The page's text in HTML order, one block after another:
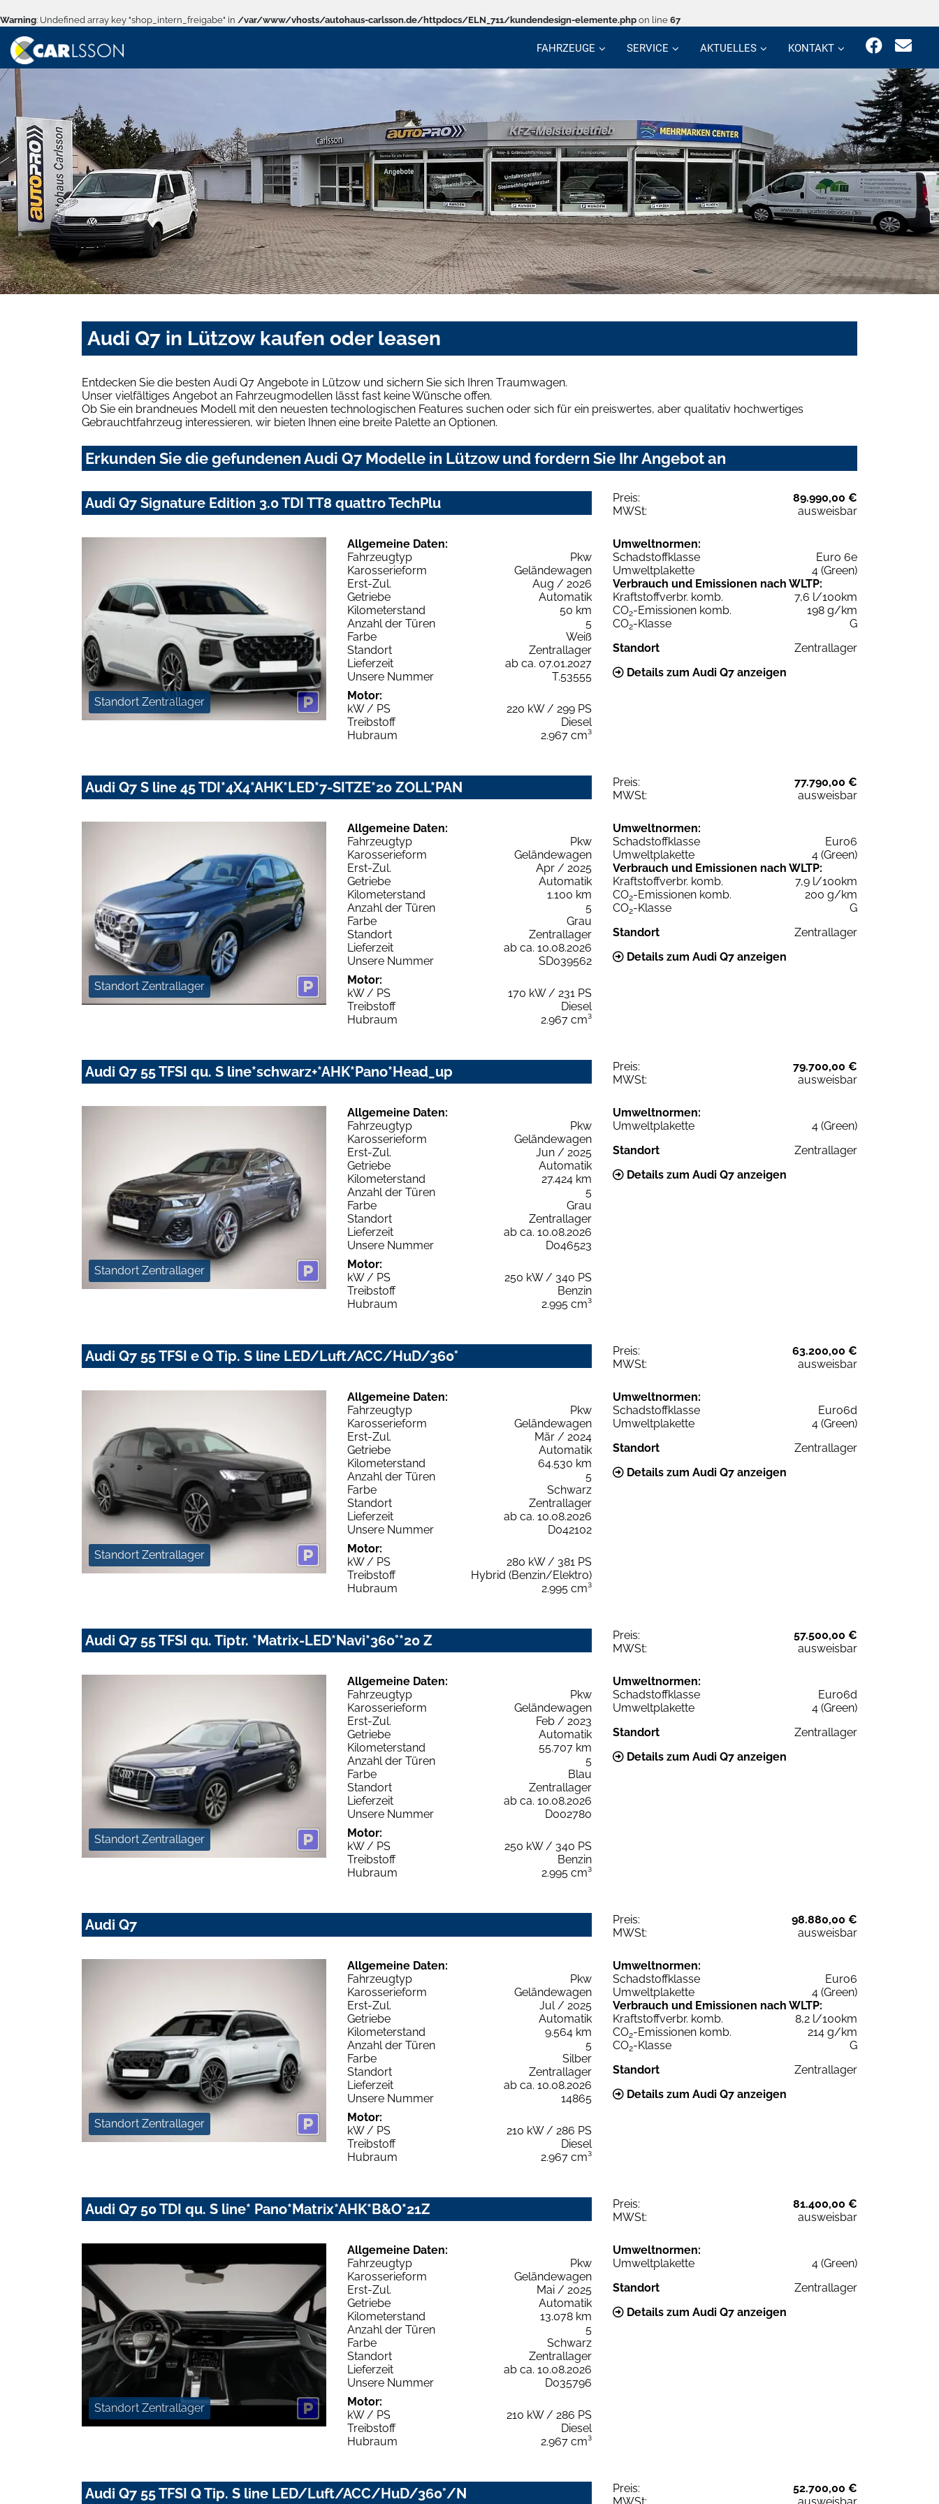
Warning: Undefined array key "shop_intern_freigabe" in /var/www/vhosts/autohaus-carlsson.de/httpdocs/ELN_711/kundendesign-elemente.php on line 67
FAHRZEUGE SERVICE AKTUELLES KONTAKT
Audi Q7 in Lützow kaufen oder leasen
Entdecken Sie die besten Audi Q7 Angebote in Lützow und sichern Sie sich Ihren Traumwagen.
Unser vielfältiges Angebot an Fahrzeugmodellen lässt fast keine Wünsche offen.
Ob Sie ein brandneues Modell mit den neuesten technologischen Features suchen oder sich für ein preiswertes, aber qualitativ hochwertiges
Gebrauchtfahrzeug interessieren, wir bieten Ihnen eine breite Palette an Optionen.
Erkunden Sie die gefundenen Audi Q7 Modelle in Lützow und fordern Sie Ihr Angebot an
Audi Q7 Signature Edition 3.0 TDI TT8 quattro TechPlu Preis:
89.990,00 €
MWSt:
ausweisbar
Standort Zentrallager
Allgemeine Daten:
Fahrzeugtyp
Pkw
Karosserieform
Geländewagen
Erst-Zul.
Aug / 2026
Getriebe
Automatik
Kilometerstand
50 km
Anzahl der Türen
5
Farbe
Weiß
Standort
Zentrallager
Lieferzeit
ab ca. 07.01.2027
Unsere Nummer
T.53555
Motor:
kW / PS
220 kW / 299 PS
Treibstoff
Diesel
Hubraum
2.967 cm³
Umweltnormen:
Schadstoffklasse
Euro 6e
Umweltplakette
4 (Green)
Verbrauch und Emissionen nach WLTP:
Kraftstoffverbr. komb.
7,6 l/100km
CO2-Emissionen komb.
198 g/km
CO2-Klasse
G
Standort
Zentrallager
Details zum Audi Q7 anzeigen
Audi Q7 S line 45 TDI*4X4*AHK*LED*7-SITZE*20 ZOLL*PAN Preis:
77.790,00 €
MWSt:
ausweisbar
Standort Zentrallager
Allgemeine Daten:
Fahrzeugtyp
Pkw
Karosserieform
Geländewagen
Erst-Zul.
Apr / 2025
Getriebe
Automatik
Kilometerstand
1.100 km
Anzahl der Türen
5
Farbe
Grau
Standort
Zentrallager
Lieferzeit
ab ca. 10.08.2026
Unsere Nummer
SD039562
Motor:
kW / PS
170 kW / 231 PS
Treibstoff
Diesel
Hubraum
2.967 cm³
Umweltnormen:
Schadstoffklasse
Euro6
Umweltplakette
4 (Green)
Verbrauch und Emissionen nach WLTP:
Kraftstoffverbr. komb.
7,9 l/100km
CO2-Emissionen komb.
200 g/km
CO2-Klasse
G
Standort
Zentrallager
Details zum Audi Q7 anzeigen
Audi Q7 55 TFSI qu. S line*schwarz+*AHK*Pano*Head_up Preis:
79.700,00 €
MWSt:
ausweisbar
Standort Zentrallager
Allgemeine Daten:
Fahrzeugtyp
Pkw
Karosserieform
Geländewagen
Erst-Zul.
Jun / 2025
Getriebe
Automatik
Kilometerstand
27.424 km
Anzahl der Türen
5
Farbe
Grau
Standort
Zentrallager
Lieferzeit
ab ca. 10.08.2026
Unsere Nummer
D046523
Motor:
kW / PS
250 kW / 340 PS
Treibstoff
Benzin
Hubraum
2.995 cm³
Umweltnormen:
Umweltplakette
4 (Green)
Standort
Zentrallager
Details zum Audi Q7 anzeigen
Audi Q7 55 TFSI e Q Tip. S line LED/Luft/ACC/HuD/360° Preis:
63.200,00 €
MWSt:
ausweisbar
Standort Zentrallager
Allgemeine Daten:
Fahrzeugtyp
Pkw
Karosserieform
Geländewagen
Erst-Zul.
Mär / 2024
Getriebe
Automatik
Kilometerstand
64.530 km
Anzahl der Türen
5
Farbe
Schwarz
Standort
Zentrallager
Lieferzeit
ab ca. 10.08.2026
Unsere Nummer
D042102
Motor:
kW / PS
280 kW / 381 PS
Treibstoff
Hybrid (Benzin/Elektro)
Hubraum
2.995 cm³
Umweltnormen:
Schadstoffklasse
Euro6d
Umweltplakette
4 (Green)
Standort
Zentrallager
Details zum Audi Q7 anzeigen
Audi Q7 55 TFSI qu. Tiptr. *Matrix-LED*Navi*360°*20 Z Preis:
57.500,00 €
MWSt:
ausweisbar
Standort Zentrallager
Allgemeine Daten:
Fahrzeugtyp
Pkw
Karosserieform
Geländewagen
Erst-Zul.
Feb / 2023
Getriebe
Automatik
Kilometerstand
55.707 km
Anzahl der Türen
5
Farbe
Blau
Standort
Zentrallager
Lieferzeit
ab ca. 10.08.2026
Unsere Nummer
D002780
Motor:
kW / PS
250 kW / 340 PS
Treibstoff
Benzin
Hubraum
2.995 cm³
Umweltnormen:
Schadstoffklasse
Euro6d
Umweltplakette
4 (Green)
Standort
Zentrallager
Details zum Audi Q7 anzeigen
Audi Q7 Preis:
98.880,00 €
MWSt:
ausweisbar
Standort Zentrallager
Allgemeine Daten:
Fahrzeugtyp
Pkw
Karosserieform
Geländewagen
Erst-Zul.
Jul / 2025
Getriebe
Automatik
Kilometerstand
9.564 km
Anzahl der Türen
5
Farbe
Silber
Standort
Zentrallager
Lieferzeit
ab ca. 10.08.2026
Unsere Nummer
14865
Motor:
kW / PS
210 kW / 286 PS
Treibstoff
Diesel
Hubraum
2.967 cm³
Umweltnormen:
Schadstoffklasse
Euro6
Umweltplakette
4 (Green)
Verbrauch und Emissionen nach WLTP:
Kraftstoffverbr. komb.
8,2 l/100km
CO2-Emissionen komb.
214 g/km
CO2-Klasse
G
Standort
Zentrallager
Details zum Audi Q7 anzeigen
Audi Q7 50 TDI qu. S line* Pano*Matrix*AHK*B&O*21Z Preis:
81.400,00 €
MWSt:
ausweisbar
Standort Zentrallager
Allgemeine Daten:
Fahrzeugtyp
Pkw
Karosserieform
Geländewagen
Erst-Zul.
Mai / 2025
Getriebe
Automatik
Kilometerstand
13.078 km
Anzahl der Türen
5
Farbe
Schwarz
Standort
Zentrallager
Lieferzeit
ab ca. 10.08.2026
Unsere Nummer
D035796
Motor:
kW / PS
210 kW / 286 PS
Treibstoff
Diesel
Hubraum
2.967 cm³
Umweltnormen:
Umweltplakette
4 (Green)
Standort
Zentrallager
Details zum Audi Q7 anzeigen
Audi Q7 55 TFSI Q Tip. S line LED/Luft/ACC/HuD/360°/N Preis:
52.700,00 €
MWSt:
ausweisbar